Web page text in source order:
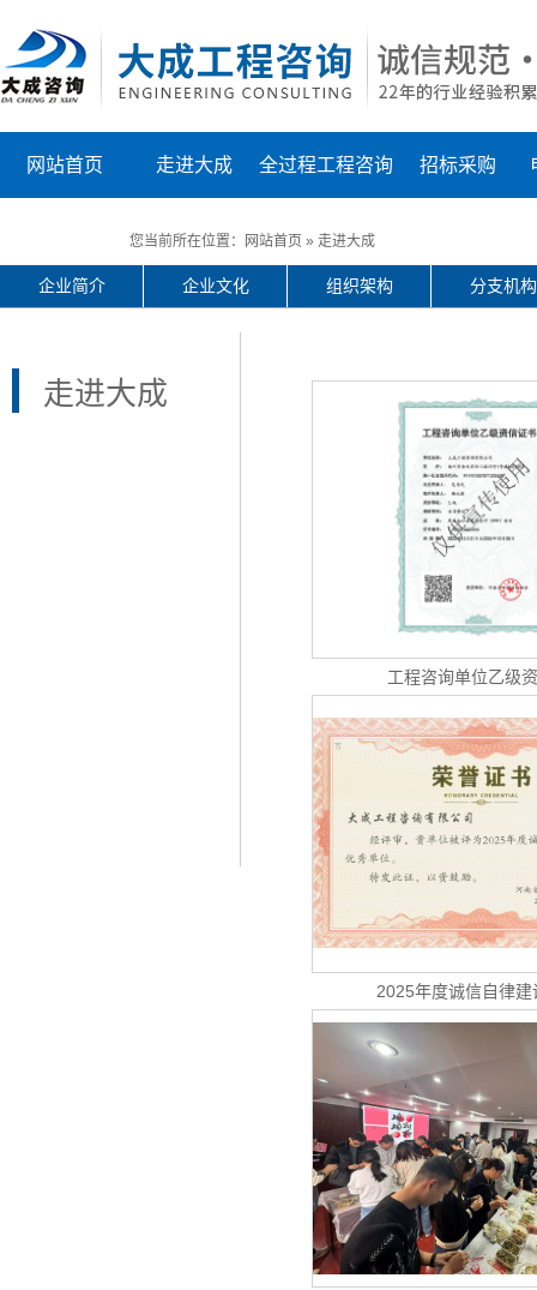
网站首页 走进大成 全过程工程咨询 招标采购
您当前所在位置： 网站首页 » 走进大成
企业简介 企业文化 组织架构 分支机构
走进大成
工程咨询单位乙级
2025年度诚信自律建